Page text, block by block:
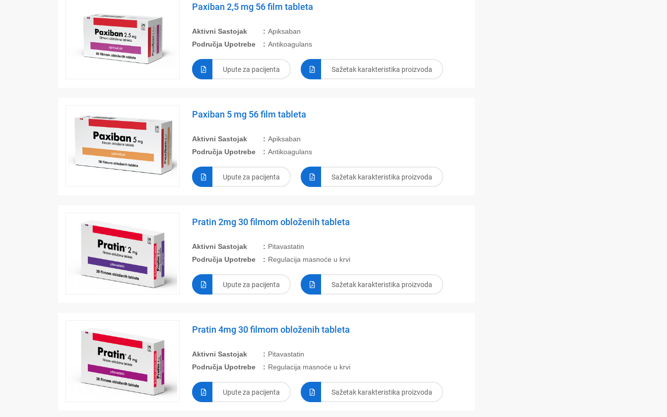
Paxiban 2,5 mg 56 film tableta
Aktivni Sastojak
Apiksaban
Područja Upotrebe
Antikoagulans
Upute za pacijenta Sažetak karakteristika proizvoda
Paxiban 5 mg 56 film tableta
Aktivni Sastojak
Apiksaban
Područja Upotrebe
Antikoagulans
Upute za pacijenta Sažetak karakteristika proizvoda
Pratin 2mg 30 filmom obloženih tableta
Aktivni Sastojak
Pitavastatin
Područja Upotrebe
Regulacija masnoće u krvi
Upute za pacijenta Sažetak karakteristika proizvoda
Pratin 4mg 30 filmom obloženih tableta
Aktivni Sastojak
Pitavastatin
Područja Upotrebe
Regulacija masnoće u krvi
Upute za pacijenta Sažetak karakteristika proizvoda